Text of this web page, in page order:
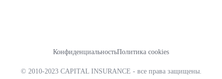
© 2010-2023 CAPITAL INSURANCE - все права защищены.
КонфиденциальностьПолитика cookies